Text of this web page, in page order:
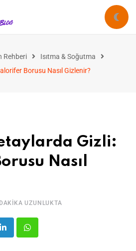
Rehberi
Isıtma & Soğutma
Borusu Nasıl Gizlenir?
Gizli:
Nasıl
UZUNLUKTA